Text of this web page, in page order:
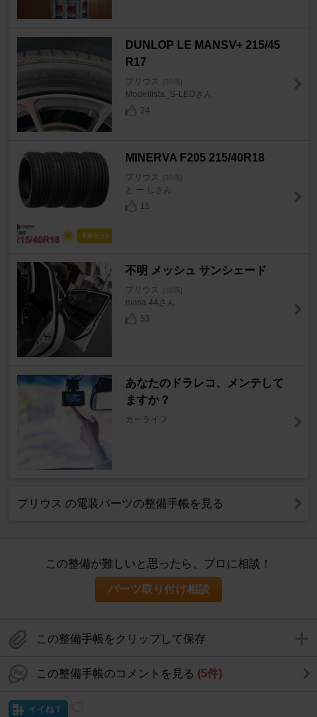
DUNLOP LE MANSⅤ+ 215/45
R17
プリウス [30系]
Modellista_S-LEDさん
24
MINERVA F205 215/40R18
プリウス [30系]
と ー しさん
15
不明 メッシュ サンシェード
プリウス [30系]
masa.44さん
53
あなたのドラレコ、メンテして
ますか？
カーライフ
プリウス の電装パーツの整備手帳を見る
この整備が難しいと思ったら、プロに相談！
パーツ取り付け相談
この整備手帳をクリップして保存
この整備手帳のコメントを見る (5件)
イイね！